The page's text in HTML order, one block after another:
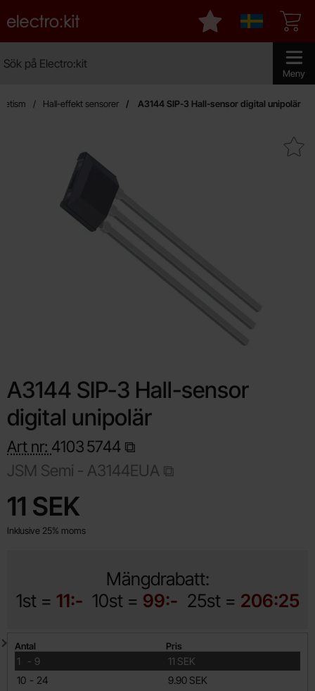
Meny
Startsidan för Electro:kit
Sverige
Mina favoriter
Hall-effekt sensorer A3144 SIP-3 Hall-sensor digital unipolär
Makera a3144 SIP-3 Hall-
A3144 SIP-3 Hall-sensor
digital unipolär
Art nr: 41035744
JSM Semi - A3144EUA
pris
11 SEK
Inklusive 25% moms
Mängdrabatt:
1st = 11:- 10st = 99:- 25st = 206:25
Mängdrabatt
Antal Pris
1 -
till 9
11 SEK
10 -
till 24
9.90 SEK